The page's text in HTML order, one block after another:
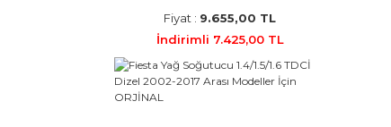
Fiyat : 9.655,00 TL
İndirimli 7.425,00 TL